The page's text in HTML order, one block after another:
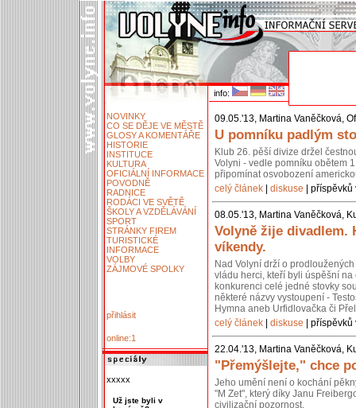
info:
NOVINKY
CO SE DĚJE VE MĚSTĚ
GLOSY A KOMENTÁŘE
HISTORIE
INSTITUCE
KULTURA
OFICIÁLNÍ INFORMACE
POVODNĚ
RADNICE
RODÁCI VE SVĚTĚ
ŠKOLY A VZDĚLÁVÁNÍ
SPORT
STRÁNKY FIREM
TURISTICKÉ
INFORMACE
VOLBY
ZÁJMOVÉ SPOLKY
přihlásit
online:1
xxxxx
Už jste byli v
09.05.'13, Martina Vaněčková,
U pomníku padlým
Klub 26. pěší divize držel
Volyni - vedle pomníku obětem
připomínat osvobození
celý článek
diskuse |
08.05.'13, Martina Vaněčková,
Volyně žije divadlem.
víkendy.
Nad Volyní drží o
vládu herci, kteří byli úspěšní
konkurenci celé jedné stovky
některé názvy vystoupení -
Hymna aneb Urfidlovačka či
celý článek
diskuse |
22.04.'13, Martina Vaněčková,
"Přemýšlejte," chce
Jeho umění není o kochání
"M Zet", který díky Janu
civilizační pozornost.